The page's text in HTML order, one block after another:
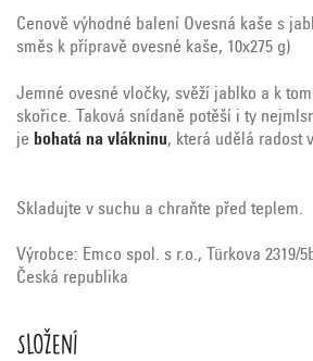
Cenově výhodné balení Ovesná kaše s
směs k přípravě ovesné kaše, 10x275 g)
Jemné ovesné vločky, svěží jablko a k
skořice. Taková snídaně potěší i ty
je bohatá na vlákninu, která udělá radost
Skladujte v suchu a chraňte před teplem.
Výrobce: Emco spol. s r.o., Türkova 2319/
Česká republika
Složení